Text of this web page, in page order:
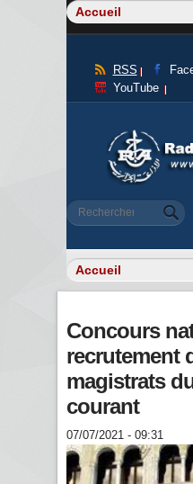
RSS
YouTube
Formulaire
Rechercher
Concours
recrutement
magistrats
courant
07/07/2021 - 09:31